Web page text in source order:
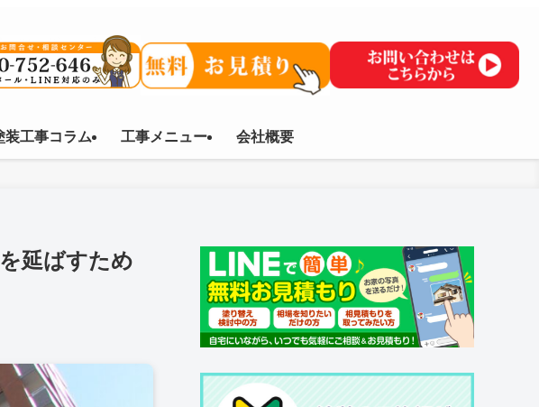
装工事コラム 工事メニュー 会社概要
延ばすため